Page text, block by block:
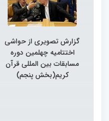
گزارش تصویری از حواشی
اختتامیه چهلمین دوره
مسابقات بین المللی قرآن
کریم(بخش پنجم)